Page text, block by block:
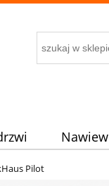
Pilot